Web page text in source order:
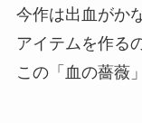
今作は出血がか
アイテムを作る
この「血の薔薇